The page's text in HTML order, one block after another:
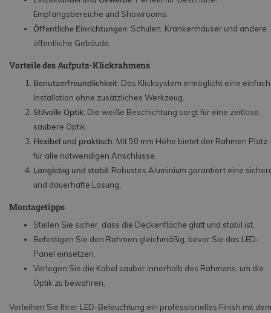
Empfangsbereiche und Showrooms.
Öffentliche Einrichtungen: Schulen, Krankenhäuser und andere
öffentliche Gebäude.
Vorteile des Aufputz-Klickrahmens
Benutzerfreundlichkeit: Das Klicksystem ermöglicht eine
Installation ohne zusätzliches Werkzeug.
Stilvolle Optik: Die weiße Beschichtung sorgt für eine zeitlose,
saubere Optik.
Flexibel und praktisch: Mit 50 mm Höhe bietet der Rahmen Platz
für alle notwendigen Anschlüsse.
Langlebig und stabil: Robustes Aluminium garantiert eine
und dauerhafte Lösung.
Montagetipps
Stellen Sie sicher, dass die Deckenfläche glatt und stabil ist.
Befestigen Sie den Rahmen gleichmäßig, bevor Sie das LED-
Panel einsetzen.
Verlegen Sie die Kabel sauber innerhalb des Rahmens, um die
Optik zu bewahren.
Verleihen Sie Ihrer LED-Beleuchtung ein professionelles Finish mit dem